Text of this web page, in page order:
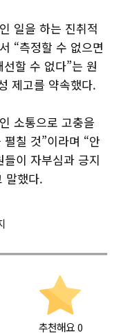
일을 하는 진취적
“측정할 수 없으면
할 수 없다”는 원
제고를 약속했다.
소통으로 고충을
칠 것”이라며 “안
이 자부심과 긍지
말했다.
추천해요 0